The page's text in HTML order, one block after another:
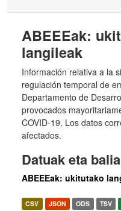
ABEEEak:
langileak
Información relativa a la
regulación temporal de
Departamento de
provocados
COVID-19. Los datos
afectados.
Datuak eta
ABEEEak: ukitutako
CSV JSON ODS TSV